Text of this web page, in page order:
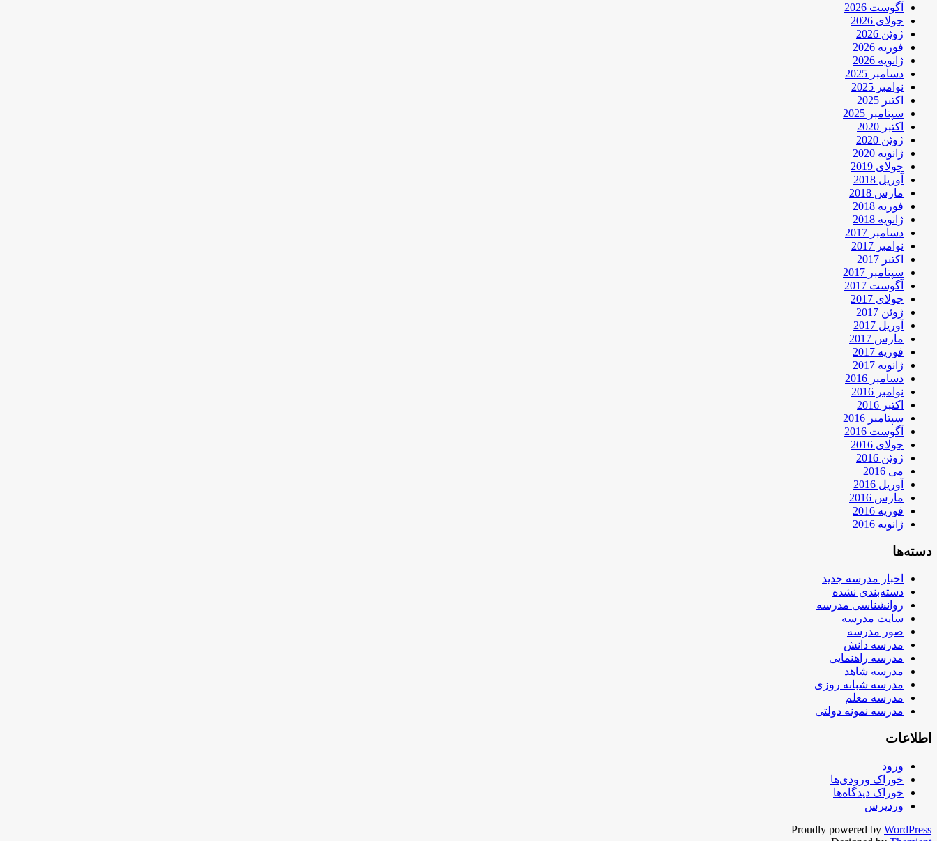
آگوست 2026
جولای 2026
ژوئن 2026
فوریه 2026
ژانویه 2026
دسامبر 2025
نوامبر 2025
اکتبر 2025
سپتامبر 2025
اکتبر 2020
ژوئن 2020
ژانویه 2020
جولای 2019
آوریل 2018
مارس 2018
فوریه 2018
ژانویه 2018
دسامبر 2017
نوامبر 2017
اکتبر 2017
سپتامبر 2017
آگوست 2017
جولای 2017
ژوئن 2017
آوریل 2017
مارس 2017
فوریه 2017
ژانویه 2017
دسامبر 2016
نوامبر 2016
اکتبر 2016
سپتامبر 2016
آگوست 2016
جولای 2016
ژوئن 2016
می 2016
آوریل 2016
مارس 2016
فوریه 2016
ژانویه 2016
دسته‌ها
اخبار مدرسه جدید
دسته‌بندی نشده
روانشناسی مدرسه
سایت مدرسه
صور مدرسه
مدرسه دانش
مدرسه راهنمایی
مدرسه شاهد
مدرسه شبانه روزی
مدرسه معلم
مدرسه نمونه دولتی
اطلاعات
ورود
خوراک ورودی‌ها
خوراک دیدگاه‌ها
وردپرس
Proudly powered by WordPress